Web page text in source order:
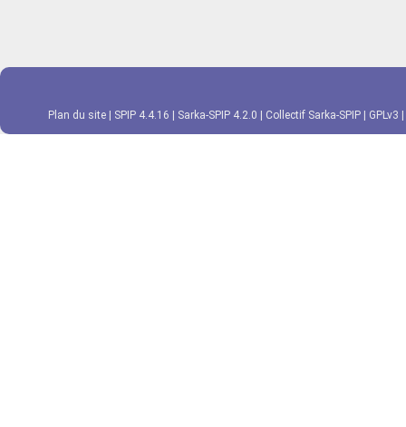
Plan du site SPIP 4.4.16 Sarka-SPIP 4.2.0 Collectif Sarka-SPIP GPLv3